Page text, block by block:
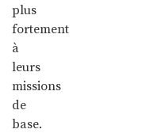
plus
fortement
à
leurs
missions
de
base.